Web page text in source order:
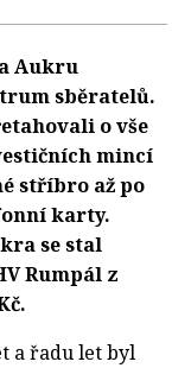
Aukru
sběratelů.
o vše
mincí
stříbro až po
karty.
se stal
Rumpál z
a řadu let byl